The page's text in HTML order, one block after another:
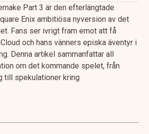
Part 3 är den efterlängtade
Enix ambitiösa nyversion av det
Fans ser ivrigt fram emot att få
och hans vänners episka äventyr i
Denna artikel sammanfattar all
om det kommande spelet, från
till spekulationer kring